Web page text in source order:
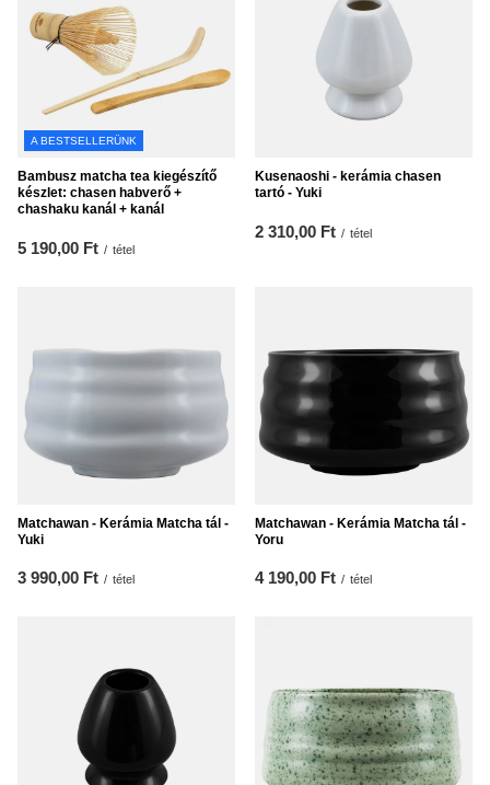
A BESTSELLERÜNK
Bambusz matcha tea kiegészítő
készlet: chasen habverő +
chashaku kanál + kanál
5 190,00 Ft / tétel
Kusenaoshi - kerámia chasen
tartó - Yuki
2 310,00 Ft / tétel
Matchawan - Kerámia Matcha tál -
Yuki
3 990,00 Ft / tétel
Matchawan - Kerámia Matcha tál -
Yoru
4 190,00 Ft / tétel